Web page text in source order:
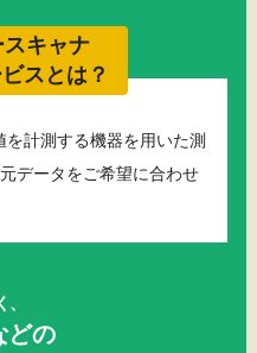
キャナ
スとは？
計測する機器を用いた測
データをご希望に合わせ
どの